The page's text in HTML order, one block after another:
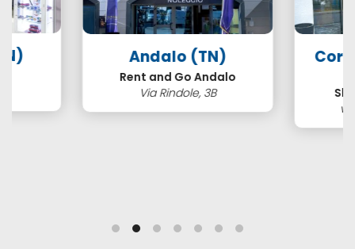
Andalo (TN)
Rent and Go Andalo
Via Rindole, 3B